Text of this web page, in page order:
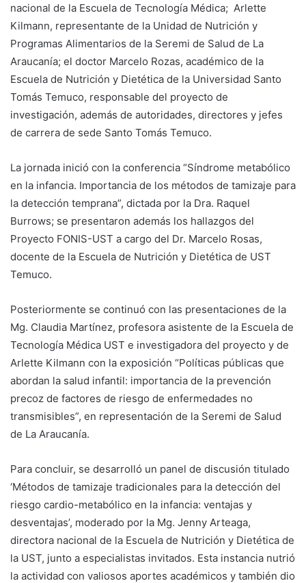
nacional de la Escuela de Tecnología Médica; Arlette
Kilmann, representante de la Unidad de Nutrición y
Programas Alimentarios de la Seremi de Salud de La
Araucanía; el doctor Marcelo Rozas, académico de la
Escuela de Nutrición y Dietética de la Universidad Santo
Tomás Temuco, responsable del proyecto de
investigación, además de autoridades, directores y jefes
de carrera de sede Santo Tomás Temuco.
La jornada inició con la conferencia “Síndrome metabólico
en la infancia. Importancia de los métodos de tamizaje para
la detección temprana”, dictada por la Dra. Raquel
Burrows; se presentaron además los hallazgos del
Proyecto FONIS-UST a cargo del Dr. Marcelo Rosas,
docente de la Escuela de Nutrición y Dietética de UST
Temuco.
Posteriormente se continuó con las presentaciones de la
Mg. Claudia Martínez, profesora asistente de la Escuela de
Tecnología Médica UST e investigadora del proyecto y de
Arlette Kilmann con la exposición “Políticas públicas que
abordan la salud infantil: importancia de la prevención
precoz de factores de riesgo de enfermedades no
transmisibles”, en representación de la Seremi de Salud
de La Araucanía.
Para concluir, se desarrolló un panel de discusión titulado
‘Métodos de tamizaje tradicionales para la detección del
riesgo cardio-metabólico en la infancia: ventajas y
desventajas’, moderado por la Mg. Jenny Arteaga,
directora nacional de la Escuela de Nutrición y Dietética de
la UST, junto a especialistas invitados. Esta instancia nutrió
la actividad con valiosos aportes académicos y también dio